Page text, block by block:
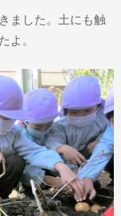
ました。土にも触
よ。